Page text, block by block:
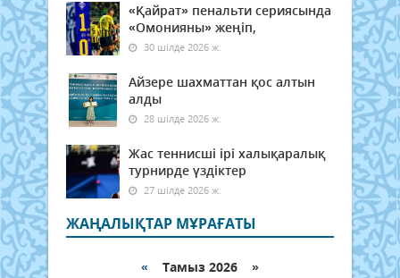
«Қайрат» пенальти сериясында
«Омонияны» жеңіп,
30 шілде 2026 ж.
Айзере шахматтан қос алтын
алды
28 шілде 2026 ж.
Жас теннисші ірі халықаралық
турнирде үздіктер
27 шілде 2026 ж.
ЖАҢАЛЫҚТАР МҰРАҒАТЫ
« Тамыз 2026 »